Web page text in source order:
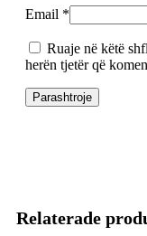
Email *
Ruaje në këtë
herën tjetër që
Relaterade